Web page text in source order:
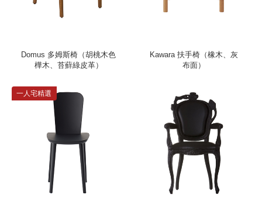
Domus 多姆斯椅（胡桃木色
樺木、苔蘚綠皮革）
Kawara 扶手椅（橡木、灰
布面）
一人宅精選